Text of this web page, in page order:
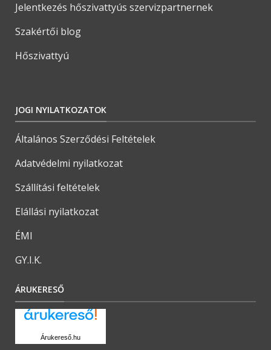
Jelentkezés hőszivattyús szervizpartnernek
Szakértői blog
Hőszivattyú
JOGI NYILATKOZATOK
Általános Szerződési Feltételek
Adatvédelmi nyilatkozat
Szállítási feltételek
Elállási nyilatkozat
ÉMI
GY.I.K.
ÁRUKERESŐ
Árukereső.hu